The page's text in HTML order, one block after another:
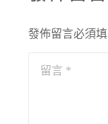
發佈留言必須